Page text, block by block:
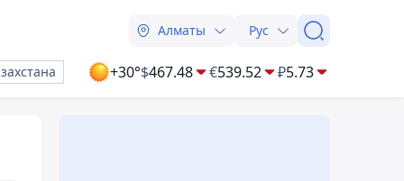
Алматы Рус
+30°$467.48 €539.52 ₽5.73